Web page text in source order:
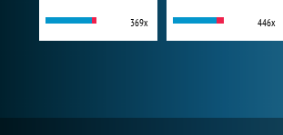
369x 446x